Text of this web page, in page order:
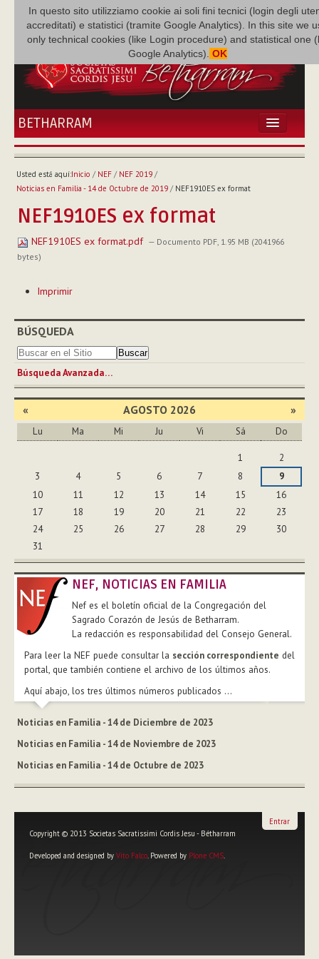
In questo sito utilizziamo cookie ai soli fini tecnici (login degli
accreditati) e statistici (tramite Google Analytics). In this site we
only technical cookies (like Login procedure) and statistical one
Google Analytics). OK
BETHARRAM
INICIO
BETHARRAM
MISIÓN
NEF
MULTIMEDIA
Usted está aquí:Inicio / NEF/ NEF 2019/
Noticias en Familia - 14 de Octubre de 2019/ NEF1910ES ex format
NEF1910ES ex format
NEF1910ES ex format.pdf — Documento PDF, 1.95 MB (2041966
bytes)
de
Imprimir
BÚSQUEDA
Búsqueda Avanzada…
« AGOSTO 2026 »
Lu Ma Mi Ju Vi Sá Do
1
2
3
4 5 6 7 8
9
10
11 12 13 14 15
16
17
18 19 20 21 22
23
24
25 26 27 28 29
30
31
NEF, NOTICIAS EN FAMILIA
Nef es el boletín oficial de la Congregación del
Sagrado Corazón de Jesús de Betharram.
La redacción es responsabilidad del Consejo General.
Para leer la NEF puede consultar la sección correspondiente del
portal, que también contiene el archivo de los últimos años.
Aquí abajo, los tres últimos números publicados ...
Noticias en Familia - 14 de Diciembre de 2023
Noticias en Familia - 14 de Noviembre de 2023
Noticias en Familia - 14 de Octubre de 2023
Copyright © 2013 Societas Sacratissimi Cordis Jesu - Bétharram
Developed and designed by Vito Falco. Powered by Plone CMS.
Entrar